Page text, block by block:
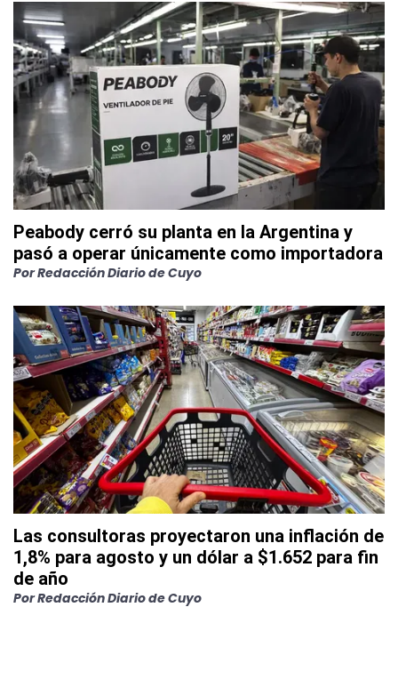
Peabody cerró su planta en la Argentina y
pasó a operar únicamente como importadora
PorRedacción Diario de Cuyo
Las consultoras proyectaron una inflación de
1,8% para agosto y un dólar a $1.652 para fin
de año
PorRedacción Diario de Cuyo